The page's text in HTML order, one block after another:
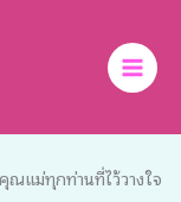
แม่ทุกท่านที่ไว้วางใจ